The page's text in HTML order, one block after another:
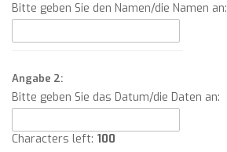
Bitte geben Sie den Namen/die Namen an:
Angabe 2:
Bitte geben Sie das Datum/die Daten an:
Characters left: 100